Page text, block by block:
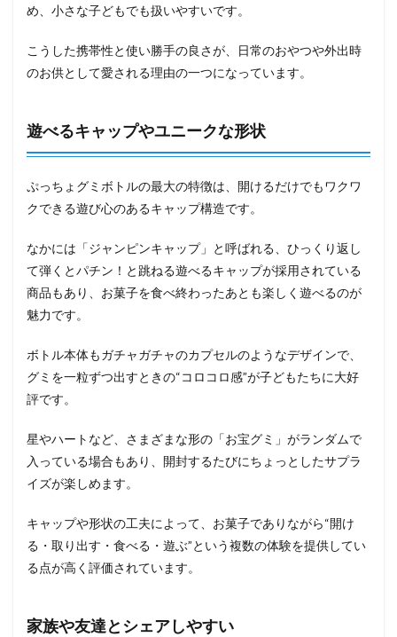
め、小さな子どもでも扱いやすいです。
こうした携帯性と使い勝手の良さが、日常のおやつや外出時
のお供として愛される理由の一つになっています。
遊べるキャップやユニークな形状
ぷっちょグミボトルの最大の特徴は、開けるだけでもワクワ
クできる遊び心のあるキャップ構造です。
なかには「ジャンピンキャップ」と呼ばれる、ひっくり返し
て弾くとパチン！と跳ねる遊べるキャップが採用されている
商品もあり、お菓子を食べ終わったあとも楽しく遊べるのが
魅力です。
ボトル本体もガチャガチャのカプセルのようなデザインで、
グミを一粒ずつ出すときの“コロコロ感”が子どもたちに大好
評です。
星やハートなど、さまざまな形の「お宝グミ」がランダムで
入っている場合もあり、開封するたびにちょっとしたサプラ
イズが楽しめます。
キャップや形状の工夫によって、お菓子でありながら“開け
る・取り出す・食べる・遊ぶ”という複数の体験を提供してい
る点が高く評価されています。
家族や友達とシェアしやすい